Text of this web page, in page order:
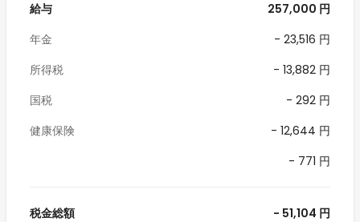
給与
257,000 円
年金
- 23,516 円
所得税
- 13,882 円
国税
- 292 円
健康保険
- 12,644 円
- 771 円
税金総額 - 51,104 円